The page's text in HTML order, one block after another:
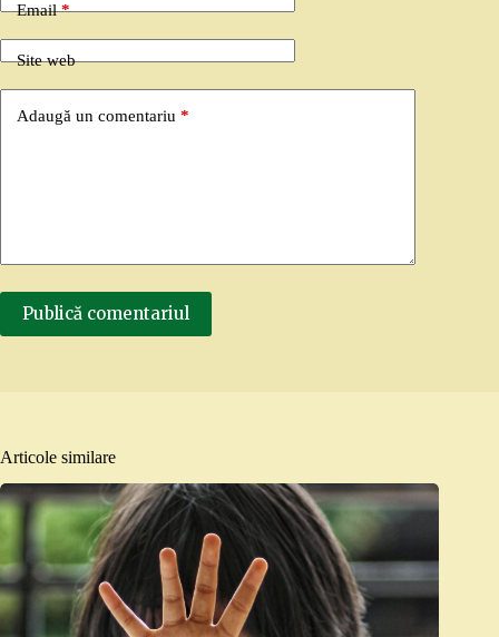
Email*
Site web
Adaugă un comentariu *
Publică comentariul
Articole similare